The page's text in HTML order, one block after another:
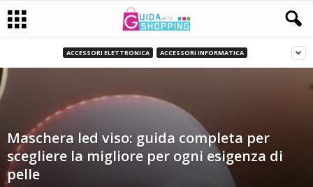
ACCESSORI ELETTRONICA ACCESSORI INFORMATICA
Maschera led viso: guida completa per
scegliere la migliore per ogni esigenza di
pelle